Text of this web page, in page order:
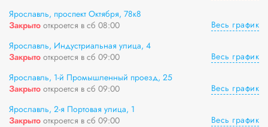
Ярославль, проспект Октября, 78к8
Закрыто откроется в сб 08:00
Весь график
Ярославль, Индустриальная улица, 4
Закрыто откроется в сб 09:00
Весь график
Ярославль, 1-й Промышленный проезд, 25
Закрыто откроется в сб 09:00
Весь график
Ярославль, 2-я Портовая улица, 1
Закрыто откроется в сб 09:00 Весь график